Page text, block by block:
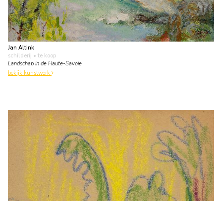
Jan Altink
schilderij • te koop
Landschap in de Haute-Savoie
bekijk kunstwerk